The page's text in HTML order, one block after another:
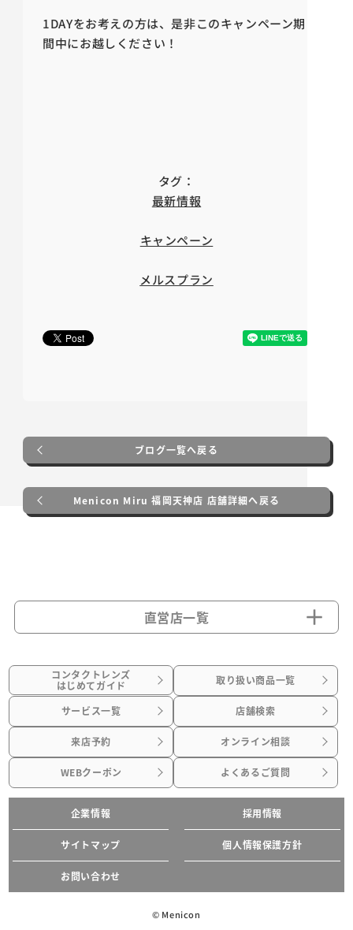
1DAYをお考えの方は、是非このキャンペーン期
間中にお越しください！
タグ：
最新情報
キャンペーン
メルスプラン
ブログ一覧へ戻る
Menicon Miru 福岡天神店 店舗詳細へ戻る
直営店一覧
コンタクトレンズ
はじめてガイド 取り扱い商品一覧
サービス一覧 店舗検索
来店予約 オンライン相談
WEBクーポン よくあるご質問
企業情報 採用情報
サイトマップ 個人情報保護方針
お問い合わせ
© Menicon